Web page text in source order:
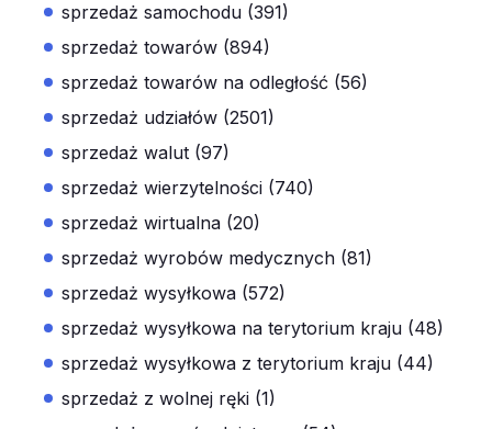
sprzedaż samochodu (391)
sprzedaż towarów (894)
sprzedaż towarów na odległość (56)
sprzedaż udziałów (2501)
sprzedaż walut (97)
sprzedaż wierzytelności (740)
sprzedaż wirtualna (20)
sprzedaż wyrobów medycznych (81)
sprzedaż wysyłkowa (572)
sprzedaż wysyłkowa na terytorium kraju (48)
sprzedaż wysyłkowa z terytorium kraju (44)
sprzedaż z wolnej ręki (1)